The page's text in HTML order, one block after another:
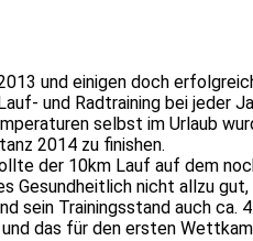
und einigen doch
und Radtraining bei
selbst im Urlaub
2014 zu finishen.
der 10km Lauf auf dem
Gesundheitlich nicht allzu
sein Trainingsstand auch
das für den ersten